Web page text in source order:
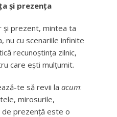
și prezența
și prezent, mintea ta
nu cu scenariile infinite
recunoștința zilnic,
care ești mulțumit.
te să revii la acum:
mirosurile,
de prezență este o